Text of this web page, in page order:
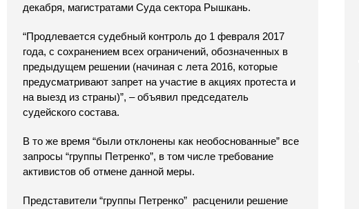
декабря, магистратами Суда сектора Рышкань.
“Продлевается судебный контроль до 1 февраля 2017
года, с сохранением всех ограничений, обозначенных в
предыдущем решении (начиная с лета 2016, которые
предусматривают запрет на участие в акциях протеста и
на выезд из страны)”, – объявил председатель
судейского состава.
В то же время “были отклонены как необоснованные” все
запросы “группы Петренко”, в том числе требование
активистов об отмене данной меры.
Представители “группы Петренко” расценили решение